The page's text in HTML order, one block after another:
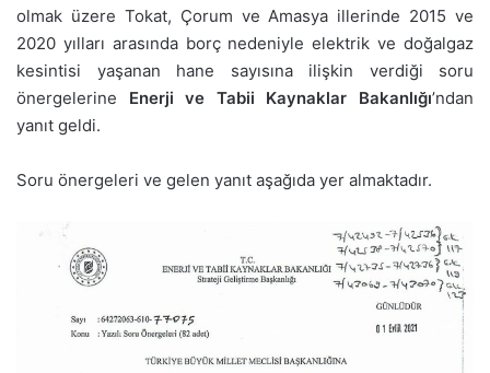
olmak üzere Tokat, Çorum ve Amasya illerinde 2015 ve
2020 yılları arasında borç nedeniyle elektrik ve doğalgaz
kesintisi yaşanan hane sayısına ilişkin verdiği soru
önergelerine Enerji ve Tabii Kaynaklar Bakanlığı’ndan
yanıt geldi.
Soru önergeleri ve gelen yanıt aşağıda yer almaktadır.